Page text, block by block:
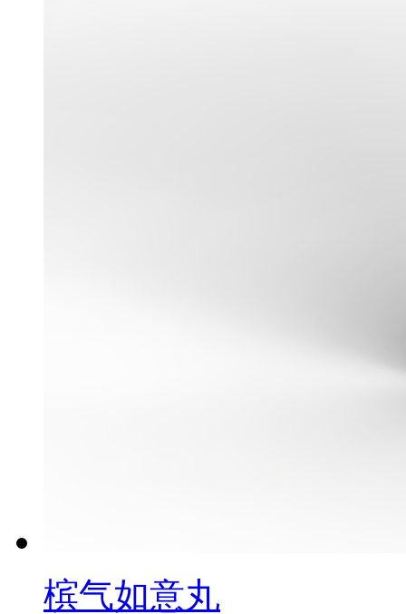
槟气如意丸